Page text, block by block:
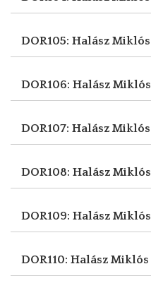
DOR105: Halász Miklós
DOR106: Halász Miklós
DOR107: Halász Miklós
DOR108: Halász Miklós
DOR109: Halász Miklós
DOR110: Halász Miklós